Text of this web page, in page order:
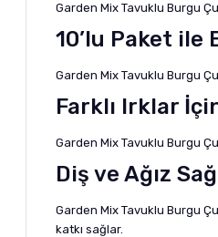
Garden Mix Tavuklu Burgu
10’lu Paket ile
Garden Mix Tavuklu Burgu
Farklı Irklar
Garden Mix Tavuklu Burgu
Diş ve Ağız
Garden Mix Tavuklu Burgu
katkı sağlar.